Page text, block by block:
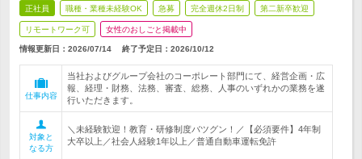
正社員 職種・業種未経験OK 急募 完全週休2日制 第二新卒歓迎
リモートワーク可 女性のおしごと掲載中
情報更新日：2026/07/14 終了予定日： 2026/10/12
仕事内容
当社およびグループ会社のコーポレート部門にて、経営企画・広
報、経理・財務、法務、審査、総務、人事のいずれかの業務を遂
行いただきます。
対象と
なる方
＼未経験歓迎！教育・研修制度バツグン！／【必須要件】4年制
大卒以上／社会人経験1年以上／普通自動車運転免許